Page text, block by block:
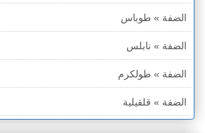
الضفة » طوباس
الضفة » نابلس
الضفة » طولكرم
الضفة » قلقيلية